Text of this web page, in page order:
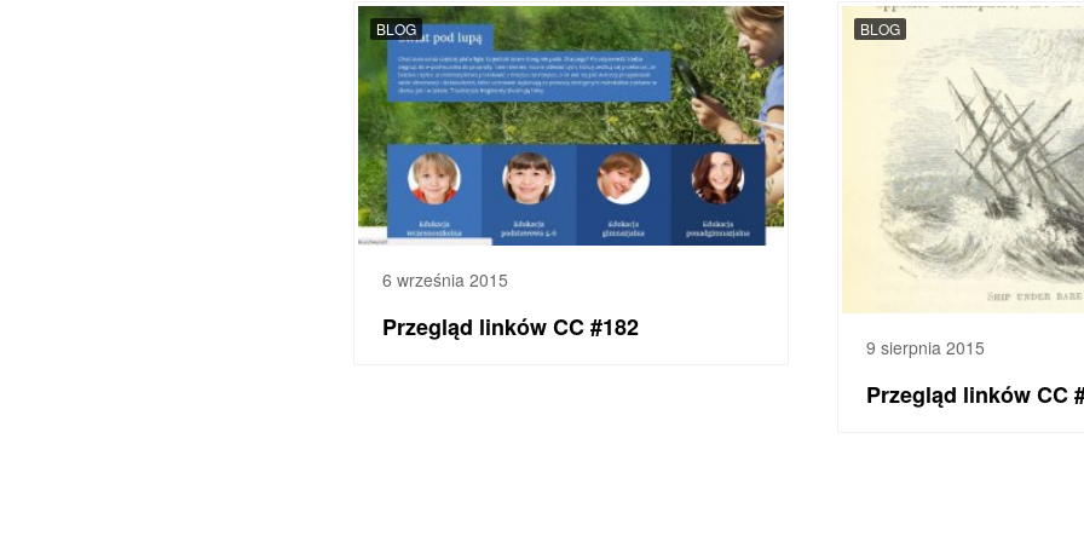
BLOG
6 września 2015
Przegląd linków CC #182
BLOG
9 sierpnia 2015
Przegląd linków CC